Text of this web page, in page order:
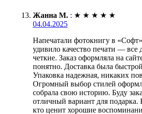
Жанна М. : ★ ★ ★ ★ ★
04.04.2025
Напечатали фотокнигу в
удивило качество печати — все
четкие. Заказ оформляла на
понятно. Доставка была
Упаковка надежная, никаких
Огромный выбор стилей
собрала свою историю. Буду
отличный вариант для подарка.
кто ценит хорошие